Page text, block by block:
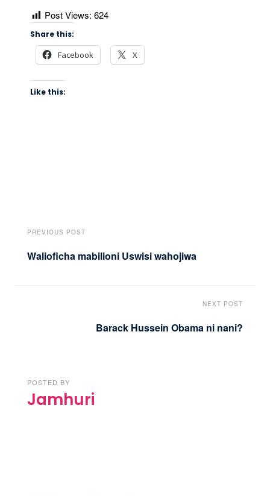
Post Views: 624
Share this:
Facebook X
Like this:
PREVIOUS POST
Walioficha mabilioni Uswisi wahojiwa
NEXT POST
Barack Hussein Obama ni nani?
POSTED BY
Jamhuri